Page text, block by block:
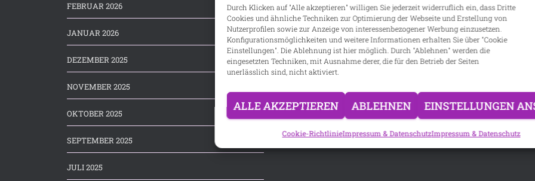
Durch Klicken auf "Alle akzeptieren" willigen Sie jederzeit widerruflich ein, dass Dritte
Cookies und ähnliche Techniken zur Optimierung der Webseite und Erstellung von
Nutzerprofilen sowie zur Anzeige von interessenbezogener Werbung einzusetzen.
Konfigurationsmöglichkeiten und weitere Informationen erhalten Sie über "Cookie
Einstellungen". Die Ablehnung ist hier möglich. Durch "Ablehnen" werden die
eingesetzten Techniken, mit Ausnahme derer, die für den Betrieb der Seiten
unerlässlich sind, nicht aktiviert.
ALLE AKZEPTIEREN ABLEHNEN EINSTELLUNGEN
Cookie-RichtlinieImpressum & DatenschutzImpressum & Datenschutz
FEBRUAR 2026
JANUAR 2026
DEZEMBER 2025
NOVEMBER 2025
OKTOBER 2025
SEPTEMBER 2025
JULI 2025